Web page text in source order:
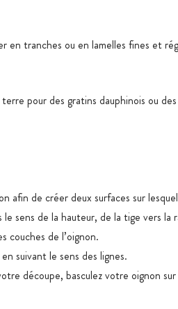
en tranches ou en lamelles fines et
pour des gratins dauphinois ou
afin de créer deux surfaces sur
le sens de la hauteur, de la tige vers la
couches de l’oignon.
suivant le sens des lignes.
découpe, basculez votre oignon